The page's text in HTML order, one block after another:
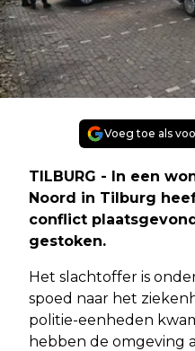
Voeg toe als
TILBURG - In een
Noord in Tilburg
conflict
gestoken.
Het slachtoffer is
spoed naar het
politie-eenheden
hebben de omgeving